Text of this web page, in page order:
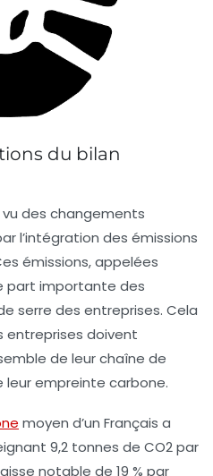
du bilan
des changements
l’intégration des émissions
émissions, appelées
part importante des
serre des entreprises. Cela
entreprises doivent
de leur chaîne de
leur empreinte carbone.
moyen d’un Français a
9,2 tonnes de CO2 par
notable de 19 % par